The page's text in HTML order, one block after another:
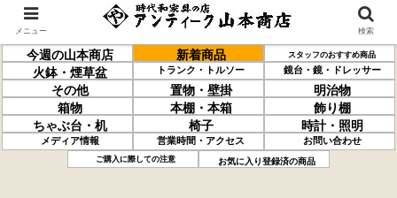
今週の山本商店 新着商品 スタッフのおすすめ商品
火鉢・煙草盆 トランク・トルソー 鏡台・鏡・ドレッサー
その他 置物・壁掛
明治物
箱物
本棚・本箱
飾り棚
ちゃぶ台・机
椅子 時計・照明
メディア情報 営業時間・アクセス お問い合わせ
ご購入に際しての注意 お気に入り登録済の商品
メニュー 検索